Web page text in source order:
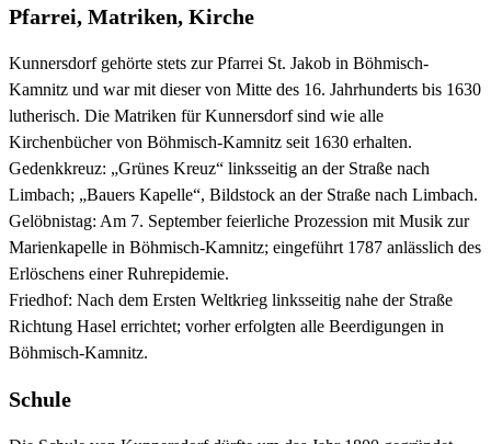
Pfarrei, Matriken, Kirche
Kunnersdorf gehörte stets zur Pfarrei St. Jakob in Böhmisch-
Kamnitz und war mit dieser von Mitte des 16. Jahrhunderts bis 1630
lutherisch. Die Matriken für Kunnersdorf sind wie alle
Kirchenbücher von Böhmisch-Kamnitz seit 1630 erhalten.
Gedenkkreuz: „Grünes Kreuz“ linksseitig an der Straße nach
Limbach; „Bauers Kapelle“, Bildstock an der Straße nach Limbach.
Gelöbnistag: Am 7. September feierliche Prozession mit Musik zur
Marienkapelle in Böhmisch-Kamnitz; eingeführt 1787 anlässlich des
Erlöschens einer Ruhrepidemie.
Friedhof: Nach dem Ersten Weltkrieg linksseitig nahe der Straße
Richtung Hasel errichtet; vorher erfolgten alle Beerdigungen in
Böhmisch-Kamnitz.
Schule